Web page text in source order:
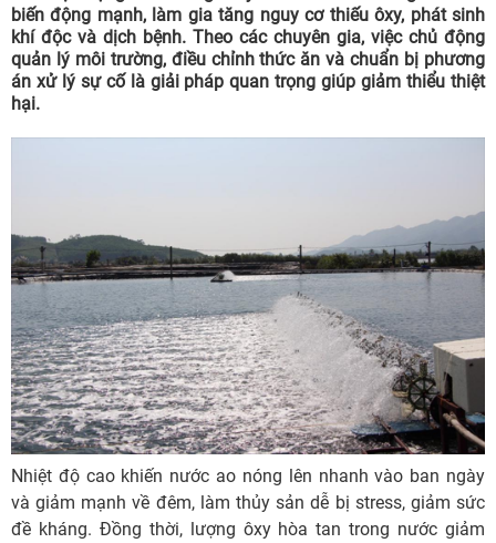
biến động mạnh, làm gia tăng nguy cơ thiếu ôxy, phát sinh
khí độc và dịch bệnh. Theo các chuyên gia, việc chủ động
quản lý môi trường, điều chỉnh thức ăn và chuẩn bị phương
án xử lý sự cố là giải pháp quan trọng giúp giảm thiểu thiệt
hại.
Nhiệt độ cao khiến nước ao nóng lên nhanh vào ban ngày
và giảm mạnh về đêm, làm thủy sản dễ bị stress, giảm sức
đề kháng. Đồng thời, lượng ôxy hòa tan trong nước giảm